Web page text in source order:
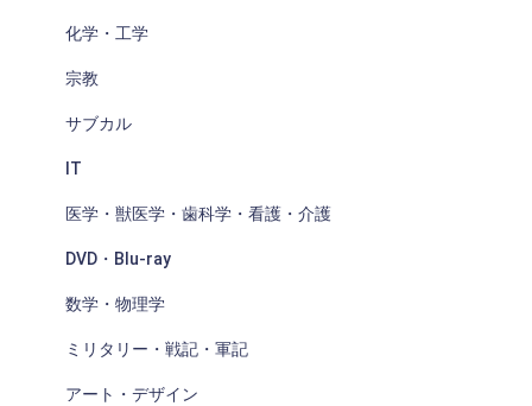
化学・工学
宗教
サブカル
IT
医学・獣医学・歯科学・看護・介護
DVD・Blu-ray
数学・物理学
ミリタリー・戦記・軍記
アート・デザイン